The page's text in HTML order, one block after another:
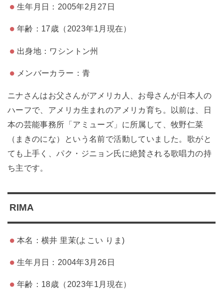
生年月日：2005年2月27日
年齢：17歳（2023年1月現在）
出身地：ワシントン州
メンバーカラー：青
ニナさんはお父さんがアメリカ人、お母さんが日本人の
ハーフで、アメリカ生まれのアメリカ育ち。以前は、日
本の芸能事務所「アミューズ」に所属して、牧野仁菜
（まきのにな）という名前で活動していました。歌がと
ても上手く、パク・ジニョン氏に絶賛される歌唱力の持
ち主です。
RIMA
本名：横井 里茉(よこい りま)
生年月日：2004年3月26日
年齢：18歳（2023年1月現在）